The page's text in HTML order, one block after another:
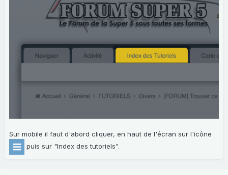
Sur mobile il faut d'abord cliquer, en haut de l'écran sur l'icône
puis sur "Index des tutoriels".